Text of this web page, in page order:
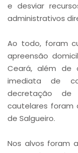
e desviar
administrativos
Ao todo, foram
apreensão
Ceará, além de
imediata de
decretação de
cautelares foram
de Salgueiro.
Nos alvos foram